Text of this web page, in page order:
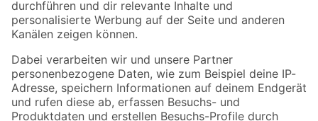
Folge uns
Zahlungsarten Versandarten